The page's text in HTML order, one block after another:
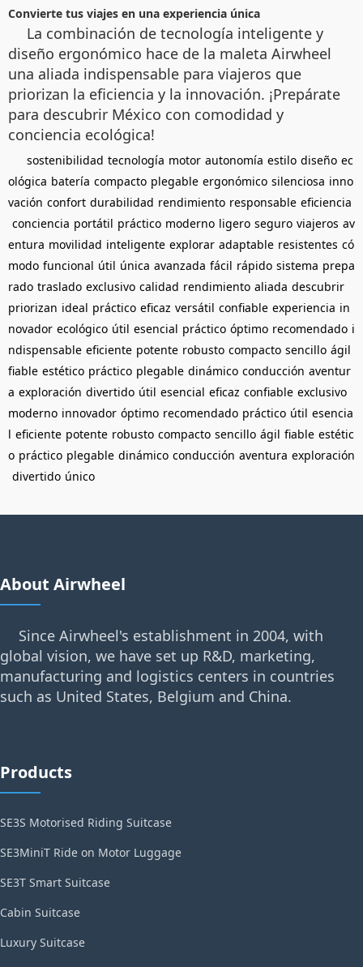
Convierte tus viajes en una experiencia única
La combinación de tecnología inteligente y
diseño ergonómico hace de la maleta Airwheel
una aliada indispensable para viajeros que
priorizan la eficiencia y la innovación. ¡Prepárate
para descubrir México con comodidad y
conciencia ecológica!
sostenibilidad tecnología motor autonomía estilo diseño ec
ológica batería compacto plegable ergonómico silenciosa inno
vación confort durabilidad rendimiento responsable eficiencia
conciencia portátil práctico moderno ligero seguro viajeros av
entura movilidad inteligente explorar adaptable resistentes có
modo funcional útil única avanzada fácil rápido sistema prepa
rado traslado exclusivo calidad rendimiento aliada descubrir
priorizan ideal práctico eficaz versátil confiable experiencia in
novador ecológico útil esencial práctico óptimo recomendado i
ndispensable eficiente potente robusto compacto sencillo ágil
fiable estético práctico plegable dinámico conducción aventur
a exploración divertido útil esencial eficaz confiable exclusivo
moderno innovador óptimo recomendado práctico útil esencia
l eficiente potente robusto compacto sencillo ágil fiable estétic
o práctico plegable dinámico conducción aventura exploración
divertido único
About Airwheel
Since Airwheel's establishment in 2004, with
global vision, we have set up R&D, marketing,
manufacturing and logistics centers in countries
such as United States, Belgium and China.
Products
SE3S Motorised Riding Suitcase
SE3MiniT Ride on Motor Luggage
SE3T Smart Suitcase
Cabin Suitcase
Luxury Suitcase